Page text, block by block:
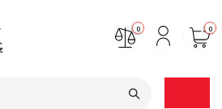
0
0